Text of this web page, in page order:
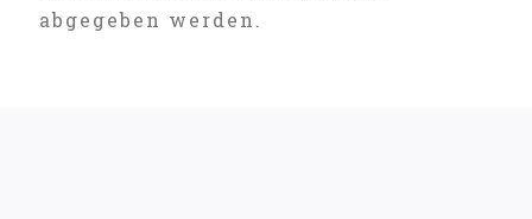
abgegeben werden.